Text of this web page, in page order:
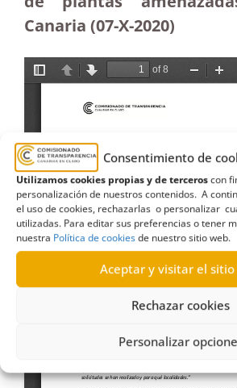
Consentimiento de
Utilizamos cookies propias y de terceroscon
personalización de nuestros contenidos. A
el uso de cookies, rechazarlas o personalizar
utilizadas. Para editar sus preferencias o tener
nuestra Política de cookiesde nuestro sitio web.
Aceptar y visitar el
Rechazar cookies
Personalizar
Canaria (07-X-2020)